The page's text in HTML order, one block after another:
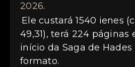
2026.
Ele custará 1540 ienes
49,31), terá 224 páginas
início da Saga de
formato.